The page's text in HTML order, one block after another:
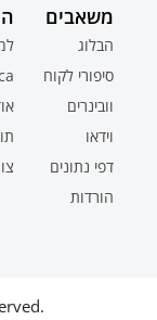
משאבים
הבלוג
סיפורי לקוח
וובינרים
וידאו
דפי נתונים
הורדות